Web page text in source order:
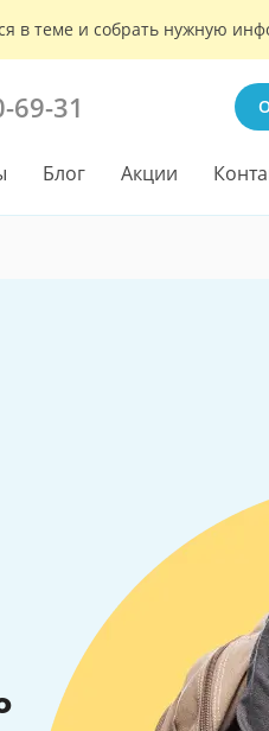
в теме и собрать нужную
69-31
Блог Акции